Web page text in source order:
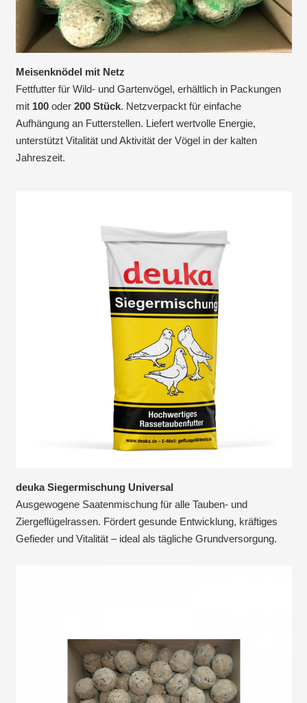
Meisenknödel mit Netz
Fettfutter für Wild- und Gartenvögel, erhältlich in Packungen
mit 100oder200 Stück. Netzverpackt für einfache
Aufhängung an Futterstellen. Liefert wertvolle Energie,
unterstützt Vitalität und Aktivität der Vögel in der kalten
Jahreszeit.
deuka Siegermischung Universal
Ausgewogene Saatenmischung für alle Tauben- und
Ziergeflügelrassen. Fördert gesunde Entwicklung, kräftiges
Gefieder und Vitalität – ideal als tägliche Grundversorgung.